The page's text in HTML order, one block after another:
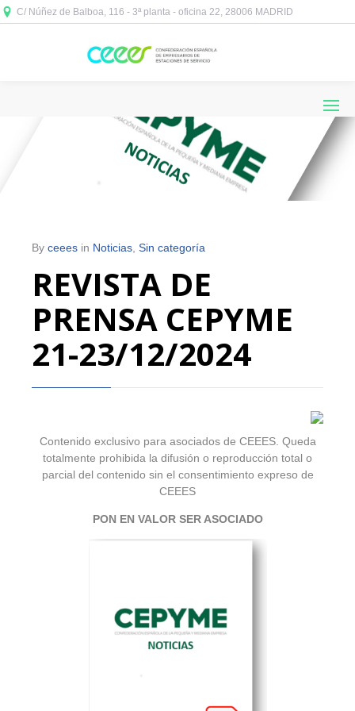
C/ Núñez de Balboa, 116 - 3ª planta - oficina 22, 28006 MADRID
By ceees in Noticias, Sin categoría
REVISTA DE
PRENSA CEPYME
21-23/12/2024
Contenido exclusivo para asociados de CEEES. Queda
totalmente prohibida la difusión o reproducción total o
parcial del contenido sin el consentimiento expreso de
CEEES
PON EN VALOR SER ASOCIADO